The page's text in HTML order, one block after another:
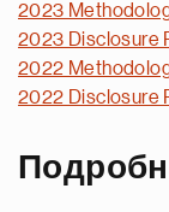
2023
2023 Disclosure
2022
2022 Disclosure